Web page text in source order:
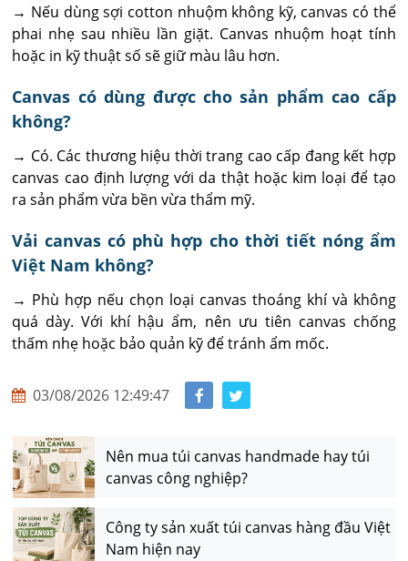
→ Nếu dùng sợi cotton nhuộm không kỹ, canvas có thể
phai nhẹ sau nhiều lần giặt. Canvas nhuộm hoạt tính
hoặc in kỹ thuật số sẽ giữ màu lâu hơn.
Canvas có dùng được cho sản phẩm cao cấp
không?
→ Có. Các thương hiệu thời trang cao cấp đang kết hợp
canvas cao định lượng với da thật hoặc kim loại để tạo
ra sản phẩm vừa bền vừa thẩm mỹ.
Vải canvas có phù hợp cho thời tiết nóng ẩm
Việt Nam không?
→ Phù hợp nếu chọn loại canvas thoáng khí và không
quá dày. Với khí hậu ẩm, nên ưu tiên canvas chống
thấm nhẹ hoặc bảo quản kỹ để tránh ẩm mốc.
03/08/2026 12:49:47
Nên mua túi canvas handmade hay túi
canvas công nghiệp?
Công ty sản xuất túi canvas hàng đầu Việt
Nam hiện nay